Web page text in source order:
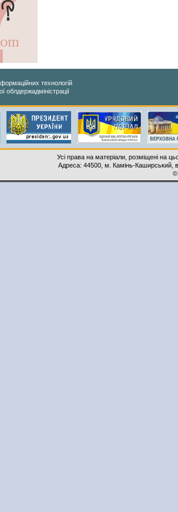
технологій
облдержадміністрації
Усі права на матеріали, розміщені на
Адреса: 44500, м. Камінь-Каширський,
©